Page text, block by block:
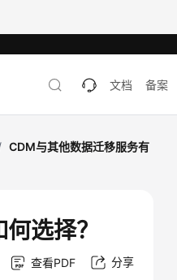
文档 备案
CDM与其他数据迁移服务有
选择？
查看PDF 分享